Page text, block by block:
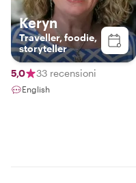
Keryn
Traveller, foodie,
storyteller
5,0 33 recensioni
English